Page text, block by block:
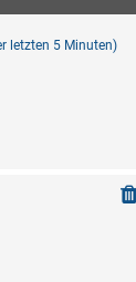
letzten 5 Minuten)